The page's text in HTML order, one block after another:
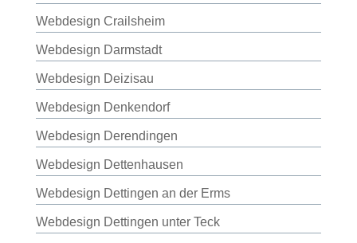
Webdesign Crailsheim
Webdesign Darmstadt
Webdesign Deizisau
Webdesign Denkendorf
Webdesign Derendingen
Webdesign Dettenhausen
Webdesign Dettingen an der Erms
Webdesign Dettingen unter Teck